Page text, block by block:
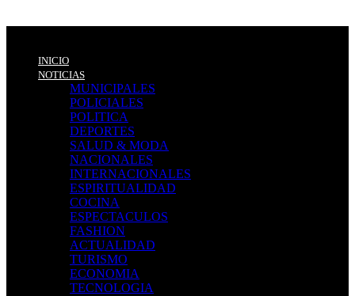
INICIO
NOTICIAS
MUNICIPALES
POLICIALES
POLITICA
DEPORTES
SALUD & MODA
NACIONALES
INTERNACIONALES
ESPIRITUALIDAD
COCINA
ESPECTACULOS
FASHION
ACTUALIDAD
TURISMO
ECONOMIA
TECNOLOGIA